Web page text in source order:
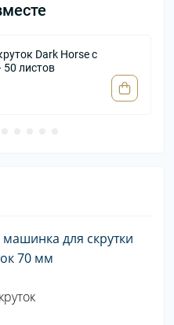
Dark Horse с
50 листов
для скрутки
70 мм